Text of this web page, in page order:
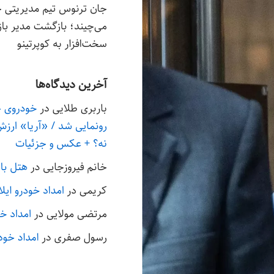
جان ترنوس تیم مدیریتی
می‌چیند؛ بازگشت مدیر
سخت‌افزار به کوپرتینو
آخرین دیدگاه‌ها
باربری طلایی در خودروی
رونمایی شد / «آریا»
نه؟ + عکس و جزئیات
خانم فیروزجایی در هتل
کریمی در امداد خودرو
مرتضی مولایی در امداد
رسول صفری در امداد